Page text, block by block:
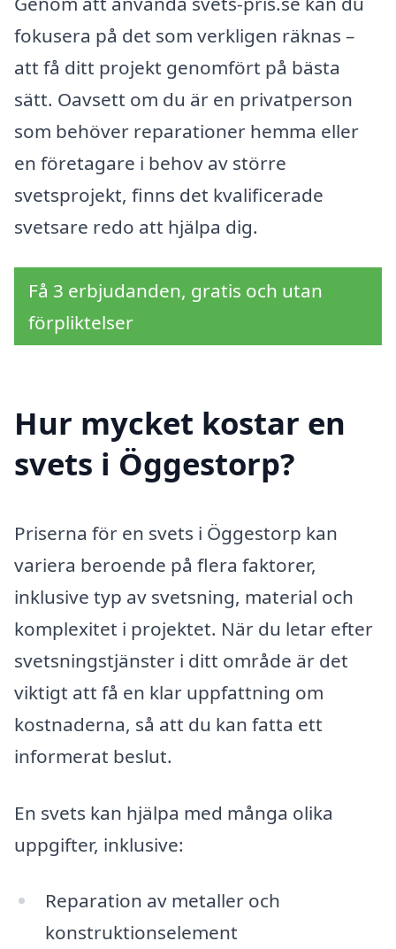
fokusera på det som verkligen räknas –
att få ditt projekt genomfört på bästa
sätt. Oavsett om du är en privatperson
som behöver reparationer hemma eller
en företagare i behov av större
svetsprojekt, finns det kvalificerade
svetsare redo att hjälpa dig.
Få 3 erbjudanden, gratis och utan
förpliktelser
Hur mycket kostar en
svets i Öggestorp?
Priserna för en svets i Öggestorp kan
variera beroende på flera faktorer,
inklusive typ av svetsning, material och
komplexitet i projektet. När du letar efter
svetsningstjänster i ditt område är det
viktigt att få en klar uppfattning om
kostnaderna, så att du kan fatta ett
informerat beslut.
En svets kan hjälpa med många olika
uppgifter, inklusive:
Reparation av metaller och
konstruktionselement